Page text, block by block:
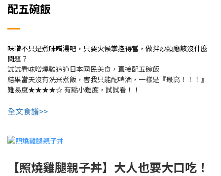
配五碗飯
味噌不只是煮味噌湯吧，只要火候掌控得當，做拌炒類應該沒什麼
問題？
試試看味噌燒雞這道日本國民美食，直接配五碗飯
結果當天沒有洗米煮飯，害我只能配啤酒，一樣是『最高！！！』
難易度★★★★☆ 有點小難度，試試看！！
全文食譜>>
【照燒雞腿親子丼】大人也要大口吃！